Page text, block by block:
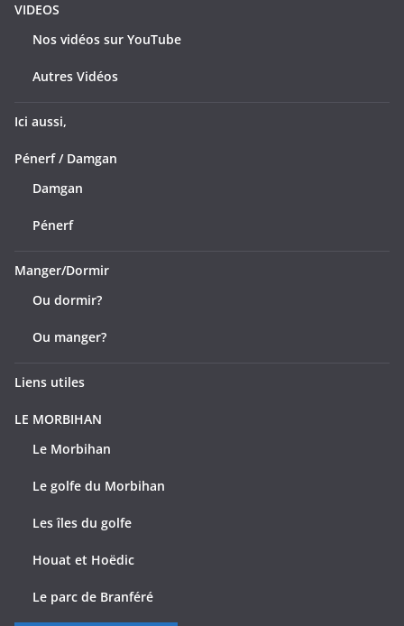
VIDEOS
Nos vidéos sur YouTube
Autres Vidéos
Ici aussi,
Pénerf / Damgan
Damgan
Pénerf
Manger/Dormir
Ou dormir?
Ou manger?
Liens utiles
LE MORBIHAN
Le Morbihan
Le golfe du Morbihan
Les îles du golfe
Houat et Hoëdic
Le parc de Branféré